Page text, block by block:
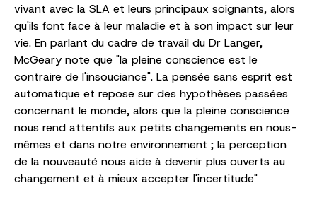
vivant avec la SLA et leurs principaux soignants, alors
qu'ils font face à leur maladie et à son impact sur leur
vie. En parlant du cadre de travail du Dr Langer,
McGeary note que "la pleine conscience est le
contraire de l'insouciance". La pensée sans esprit est
automatique et repose sur des hypothèses passées
concernant le monde, alors que la pleine conscience
nous rend attentifs aux petits changements en nous-
mêmes et dans notre environnement ; la perception
de la nouveauté nous aide à devenir plus ouverts au
changement et à mieux accepter l'incertitude"